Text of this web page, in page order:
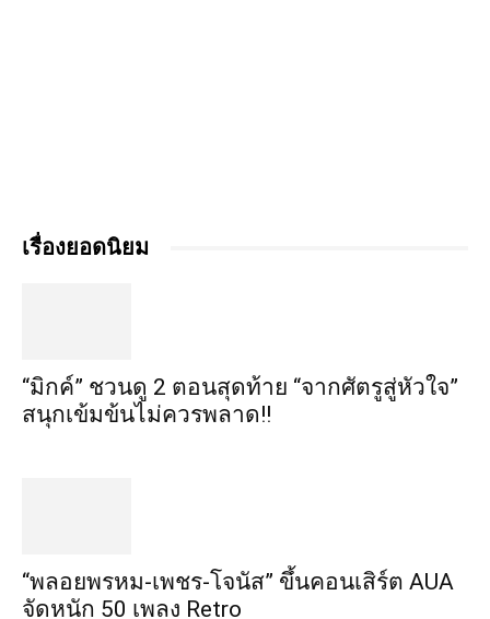
เรื่องยอดนิยม
“มิกค์” ชวนดู 2 ตอนสุดท้าย “จากศัตรูสู่หัวใจ”
สนุกเข้มข้นไม่ควรพลาด!!
“พลอยพรหม-เพชร-โจนัส” ขึ้นคอนเสิร์ต AUA
จัดหนัก 50 เพลง Retro